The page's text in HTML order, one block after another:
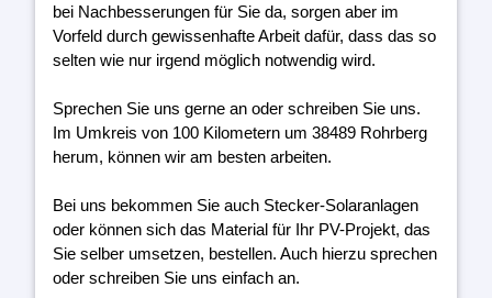
bei Nachbesserungen für Sie da, sorgen aber im
Vorfeld durch gewissenhafte Arbeit dafür, dass das so
selten wie nur irgend möglich notwendig wird.
Sprechen Sie uns gerne an oder schreiben Sie uns.
Im Umkreis von 100 Kilometern um 38489 Rohrberg
herum, können wir am besten arbeiten.
Bei uns bekommen Sie auch Stecker-Solaranlagen
oder können sich das Material für Ihr PV-Projekt, das
Sie selber umsetzen, bestellen. Auch hierzu sprechen
oder schreiben Sie uns einfach an.